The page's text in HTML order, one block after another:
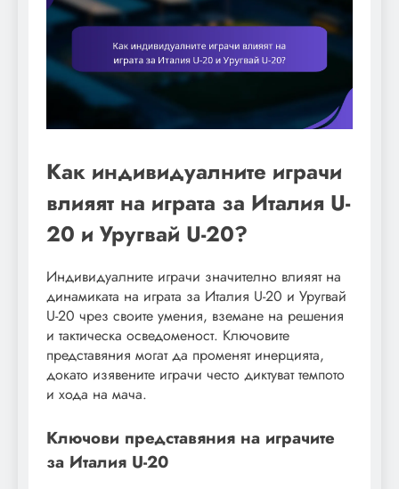
Как индивидуалните играчи
влияят на играта за Италия U-
20 и Уругвай U-20?
Индивидуалните играчи значително влияят на
динамиката на играта за Италия U-20 и Уругвай
U-20 чрез своите умения, вземане на решения
и тактическа осведоменост. Ключовите
представяния могат да променят инерцията,
докато изявените играчи често диктуват темпото
и хода на мача.
Ключови представяния на играчите
за Италия U-20